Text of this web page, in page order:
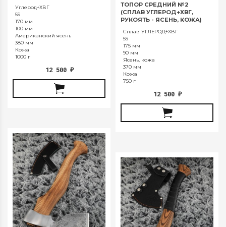
Углерод+ХВГ
59
170 мм
100 мм
Американский ясень
380 мм
Кожа
1000 г
12 500 ₽
ТОПОР СРЕДНИЙ №2
(СПЛАВ УГЛЕРОД+ХВГ,
РУКОЯТЬ - ЯСЕНЬ, КОЖА)
Сплав УГЛЕРОД+ХВГ
59
175 мм
90 мм
Ясень, кожа
370 мм
Кожа
750 г
12 500 ₽